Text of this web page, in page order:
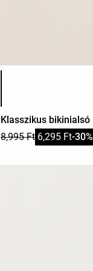
Termékszínek listája
Klasszikus bikinialsó
8,995 Ft 6,295 Ft-30%